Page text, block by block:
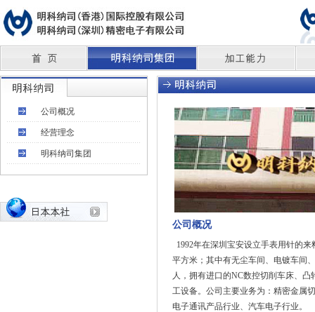
公司概况
经营理念
明科纳司集团
公司概况
1992年在深圳宝安设立手表用针的
平方米 ；其中有无尘车间、电镀车间
人，拥有进口的NC数控切削车床、凸
工设备。公司主要业务为：精密金属
电子通讯产品行业、汽车电子行业。